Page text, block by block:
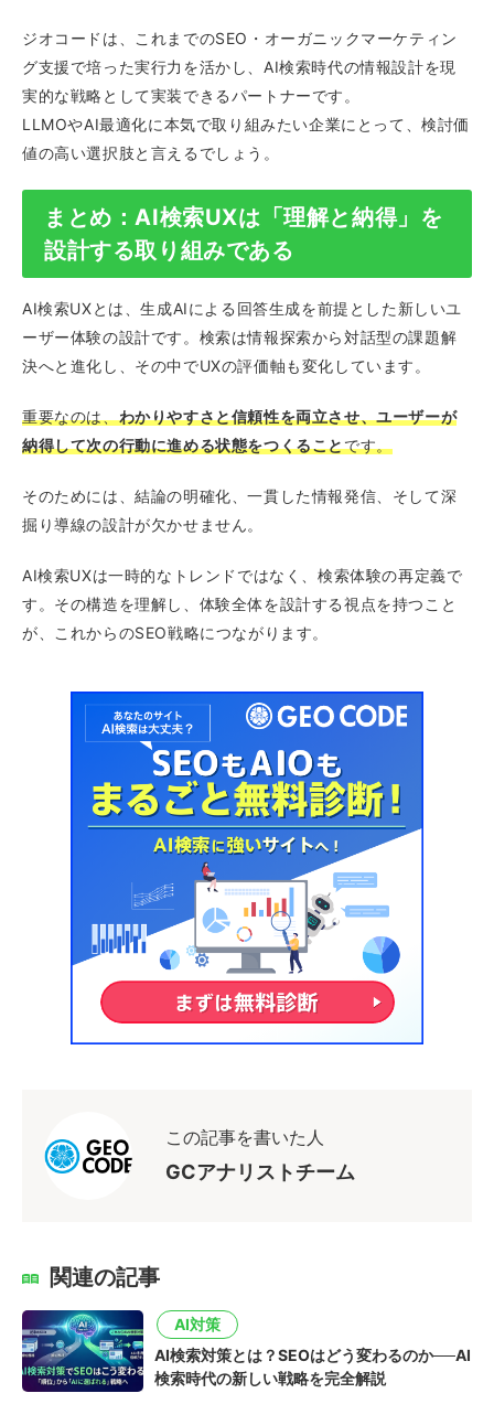
ジオコードは、これまでのSEO・オーガニックマーケティン
グ支援で培った実行力を活かし、AI検索時代の情報設計を現
実的な戦略として実装できるパートナーです。
LLMOやAI最適化に本気で取り組みたい企業にとって、検討価
値の高い選択肢と言えるでしょう。
まとめ：AI検索UXは「理解と納得」を
設計する取り組みである
AI検索UXとは、生成AIによる回答生成を前提とした新しいユ
ーザー体験の設計です。検索は情報探索から対話型の課題解
決へと進化し、その中でUXの評価軸も変化しています。
重要なのは、わかりやすさと信頼性を両立させ、ユーザーが
納得して次の行動に進める状態をつくることです。
そのためには、結論の明確化、一貫した情報発信、そして深
掘り導線の設計が欠かせません。
AI検索UXは一時的なトレンドではなく、検索体験の再定義で
す。その構造を理解し、体験全体を設計する視点を持つこと
が、これからのSEO戦略につながります。
この記事を書いた人
GCアナリストチーム
関連の記事
AI対策
AI検索対策とは？SEOはどう変わるのか──AI
検索時代の新しい戦略を完全解説